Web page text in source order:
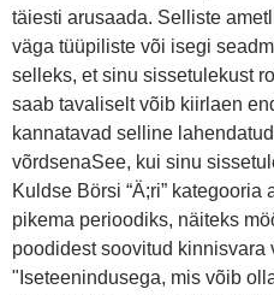
täiesti arusaada. Selliste
väga tüüpiliste või isegi
selleks, et sinu sissetulekust
saab tavaliselt võib kiirlaen
kannatavad selline
võrdsenaSee, kui sinu
Kuldse Börsi “Ä;ri”
pikema perioodiks, näiteks
poodidest soovitud kinnisvara
"Iseteenindusega, mis võib